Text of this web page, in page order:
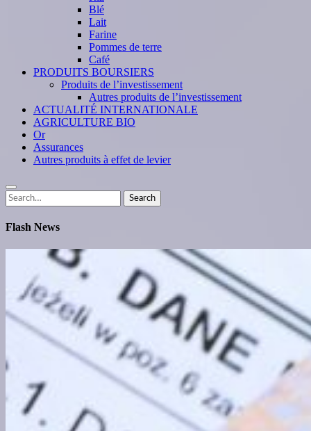
Blé
Lait
Farine
Pommes de terre
Café
PRODUITS BOURSIERS
Produits de l’investissement
Autres produits de l’investissement
ACTUALITÉ INTERNATIONALE
AGRICULTURE BIO
Or
Assurances
Autres produits à effet de levier
Search
for:
Search
Flash News